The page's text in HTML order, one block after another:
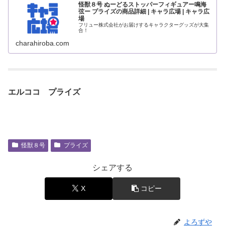
怪獣８号 ぬーどるストッパーフィギュアー鳴海
弦ー プライズの商品詳細 | キャラ広場 | キャラ広
場
フリュー株式会社がお届けするキャラクターグッズが大集
合！
charahiroba.com
エルココ プライズ
怪獣８号 プライズ
シェアする
X コピー
よろずや